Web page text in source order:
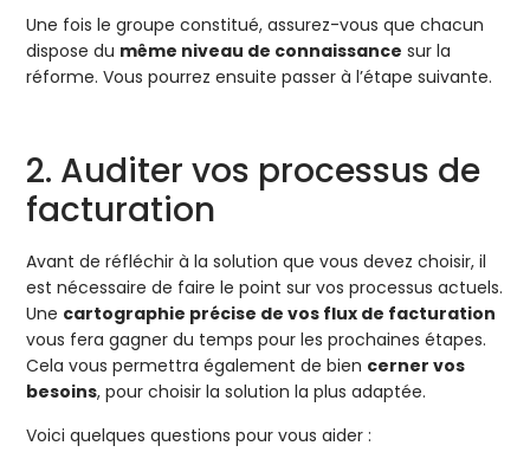
Une fois le groupe constitué, assurez-vous que chacun
dispose du même niveau de connaissance sur la
réforme. Vous pourrez ensuite passer à l’étape suivante.
2. Auditer vos processus de
facturation
Avant de réfléchir à la solution que vous devez choisir, il
est nécessaire de faire le point sur vos processus actuels.
Une cartographie précise de vos flux de facturation
vous fera gagner du temps pour les prochaines étapes.
Cela vous permettra également de bien cerner vos
besoins, pour choisir la solution la plus adaptée.
Voici quelques questions pour vous aider :